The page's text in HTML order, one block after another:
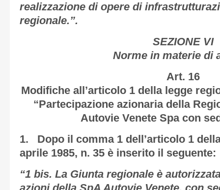
realizzazione di opere di
regionale.”.
SEZIONE VI
Norme in materie di
Art. 16
Modifiche all’articolo 1 della legge
“Partecipazione azionaria della
Autovie Venete Spa con
1. Dopo il comma 1 dell’articolo 1
aprile 1985, n. 35 è inserito il seguente:
“1 bis. La Giunta regionale è